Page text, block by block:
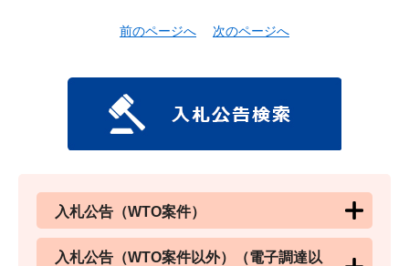
前のページへ 次のページへ
入札公告（WTO案件）
入札公告（WTO案件以外）（電子調達以